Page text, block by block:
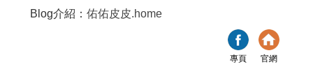
Blog介紹： 佑佑皮皮.home
專頁 官網